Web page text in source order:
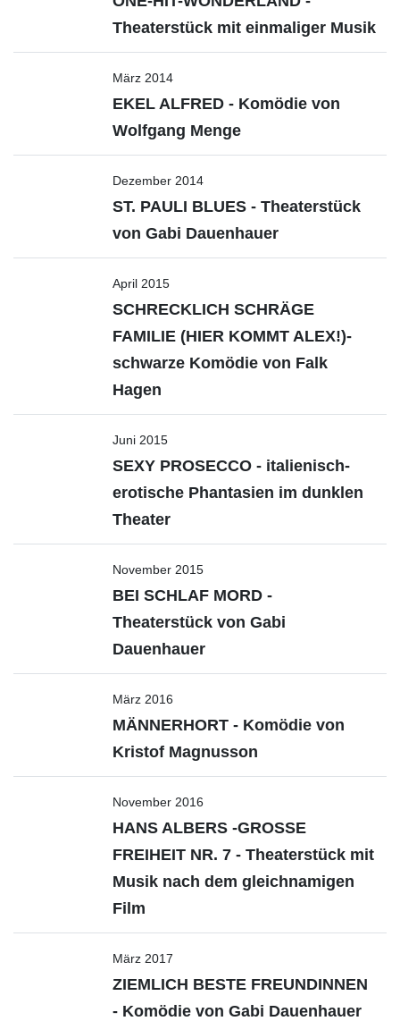
Theaterstück mit einmaliger Musik
März 2014
EKEL ALFRED - Komödie von
Wolfgang Menge
Dezember 2014
ST. PAULI BLUES - Theaterstück
von Gabi Dauenhauer
April 2015
SCHRECKLICH SCHRÄGE
FAMILIE (HIER KOMMT ALEX!)-
schwarze Komödie von Falk
Hagen
Juni 2015
SEXY PROSECCO - italienisch-
erotische Phantasien im dunklen
Theater
November 2015
BEI SCHLAF MORD -
Theaterstück von Gabi
Dauenhauer
März 2016
MÄNNERHORT - Komödie von
Kristof Magnusson
November 2016
HANS ALBERS -GROSSE
FREIHEIT NR. 7 - Theaterstück mit
Musik nach dem gleichnamigen
Film
März 2017
ZIEMLICH BESTE FREUNDINNEN
- Komödie von Gabi Dauenhauer